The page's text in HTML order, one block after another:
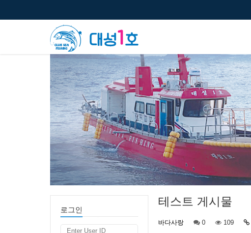
로그인
테스트 게시물
바다사랑 0 109